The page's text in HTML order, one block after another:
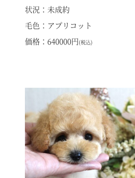
状況：未成約
毛色：アプリコット
価格：640000円(税込)